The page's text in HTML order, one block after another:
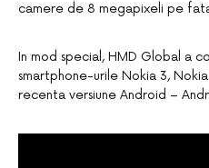
camere de 8 megapixeli pe
In mod special, HMD Global a
smartphone-urile Nokia 3,
recenta versiune Android –